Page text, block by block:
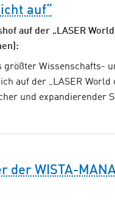
auf“
auf der „LASER World
größter Wissenschafts-
auf der „LASER World
und expandierender
WISTA-